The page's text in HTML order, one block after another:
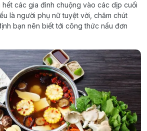
các gia đình chuộng vào các dịp cuối
là người phụ nữ tuyệt vời, chăm chút
bạn nên biết tới công thức nấu đơn